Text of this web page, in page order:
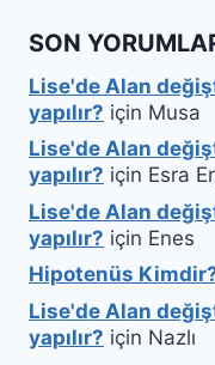
SON
Lise'de Alan
yapılır? için Musa
Lise'de Alan
yapılır? için Esra
Lise'de Alan
yapılır? için Enes
Hipotenüs
Lise'de Alan
yapılır? için Nazlı